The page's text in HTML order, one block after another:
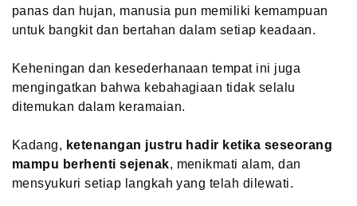
panas dan hujan, manusia pun memiliki kemampuan
untuk bangkit dan bertahan dalam setiap keadaan.
Keheningan dan kesederhanaan tempat ini juga
mengingatkan bahwa kebahagiaan tidak selalu
ditemukan dalam keramaian.
Kadang, ketenangan justru hadir ketika seseorang
mampu berhenti sejenak, menikmati alam, dan
mensyukuri setiap langkah yang telah dilewati.